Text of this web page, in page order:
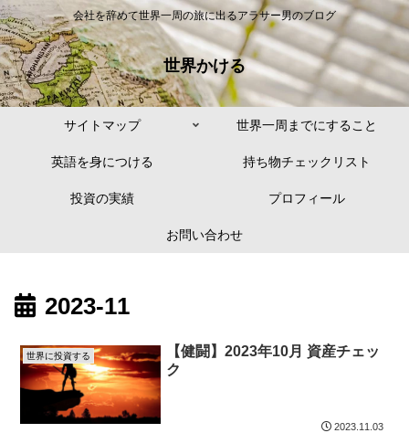
会社を辞めて世界一周の旅に出るアラサー男のブログ
世界かける
サイトマップ 世界一周までにすること
英語を身につける 持ち物チェックリスト
投資の実績 プロフィール
お問い合わせ
2023-11
世界に投資する
【健闘】2023年10月 資産チェッ
ク
2023.11.03